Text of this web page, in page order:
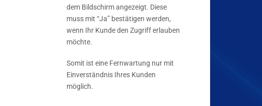
dem Bildschirm angezeigt. Diese
muss mit “Ja” bestätigen werden,
wenn Ihr Kunde den Zugriff erlauben
möchte.
Somit ist eine Fernwartung nur mit
Einverständnis Ihres Kunden
möglich.